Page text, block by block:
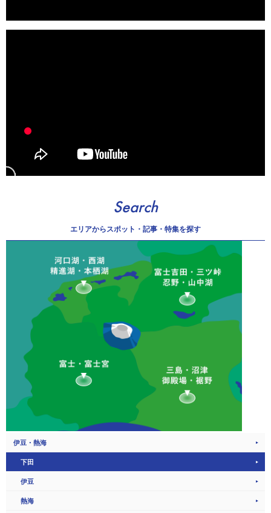
Search
エリアからスポット・記事・特集を探す
伊豆・熱海
下田
伊豆
熱海